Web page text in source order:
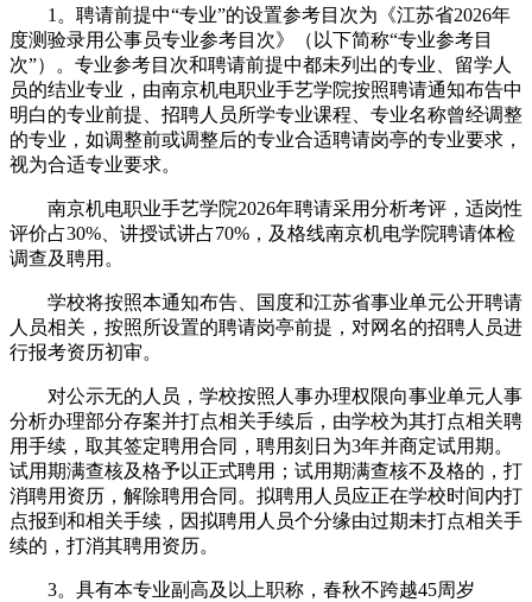
1。聘请前提中“专业”的设置参考目次为《江苏省2026年
度测验录用公事员专业参考目次》（以下简称“专业参考目
次”）。专业参考目次和聘请前提中都未列出的专业、留学人
员的结业专业，由南京机电职业手艺学院按照聘请通知布告中
明白的专业前提、招聘人员所学专业课程、专业名称曾经调整
的专业，如调整前或调整后的专业合适聘请岗亭的专业要求，
视为合适专业要求。
南京机电职业手艺学院2026年聘请采用分析考评，适岗性
评价占30%、讲授试讲占70%，及格线南京机电学院聘请体检
调查及聘用。
学校将按照本通知布告、国度和江苏省事业单元公开聘请
人员相关，按照所设置的聘请岗亭前提，对网名的招聘人员进
行报考资历初审。
对公示无的人员，学校按照人事办理权限向事业单元人事
分析办理部分存案并打点相关手续后，由学校为其打点相关聘
用手续，取其签定聘用合同，聘用刻日为3年并商定试用期。
试用期满查核及格予以正式聘用；试用期满查核不及格的，打
消聘用资历，解除聘用合同。拟聘用人员应正在学校时间内打
点报到和相关手续，因拟聘用人员个分缘由过期未打点相关手
续的，打消其聘用资历。
3。具有本专业副高及以上职称，春秋不跨越45周岁